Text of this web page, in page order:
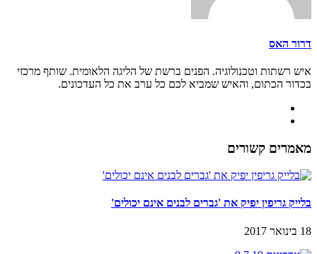
דרור האס
איש רשתות וטכנולוגיה. הפנים ברשת של הליגה הלאומית. שותף מרכזי
בכדור הכתום, והאיש שמביא לכם כל ערב את כל העדכונים.
מאמרים קשורים
בלייק גריפין יפיק את 'גברים לבנים אינם יכולים'
18 בינואר 2017